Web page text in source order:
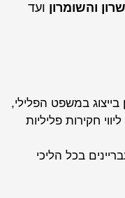
והשומרון ועד
בייצוג במשפט הפלילי,
חקירות פליליות
בכל הליכי